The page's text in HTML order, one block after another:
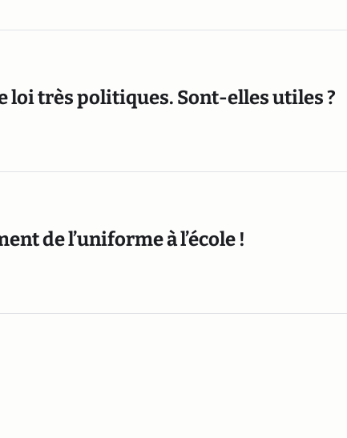
loi très politiques. Sont-elles utiles ?
de l’uniforme à l’école !